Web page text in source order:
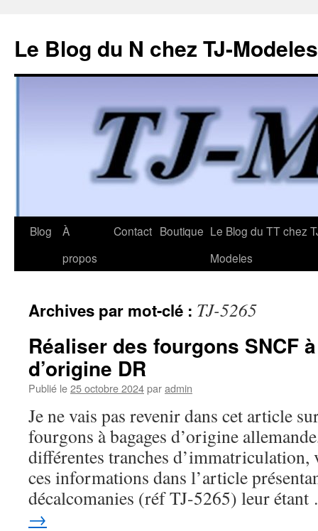
Le Blog du N chez TJ-Modeles
Aller
Blog
À
propos
Contact Boutique Le Blog du TT chez
Modeles
Archives par mot-clé : TJ-5265
Réaliser des fourgons SNCF
d’origine DR
Publié le25 octobre 2024paradmin
Je ne vais pas revenir dans cet article
fourgons à bagages d’origine
différentes tranches
ces informations dans l’article
décalcomanies (réf TJ-5265) leur
→